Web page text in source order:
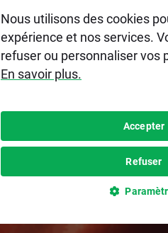
Nous utilisons des cookies
expérience et nos services.
refuser ou personnaliser vos
En savoir plus.
Accepter
Refuser